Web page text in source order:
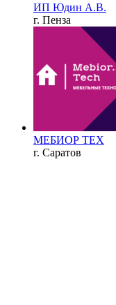
ИП Юдин А.В.
г. Пенза
МЕБИОР ТЕХ
г. Саратов